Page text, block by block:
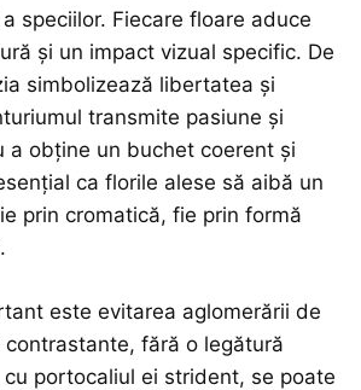
speciilor. Fiecare floare aduce
și un impact vizual specific. De
simbolizează libertatea și
transmite pasiune și
a obține un buchet coerent și
ca florile alese să aibă un
prin cromatică, fie prin formă
este evitarea aglomerării de
fără o legătură
portocaliul ei strident, se poate